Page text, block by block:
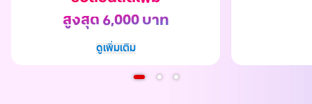
สูงสุด 6,000 บาท
ดูเพิ่มเติม